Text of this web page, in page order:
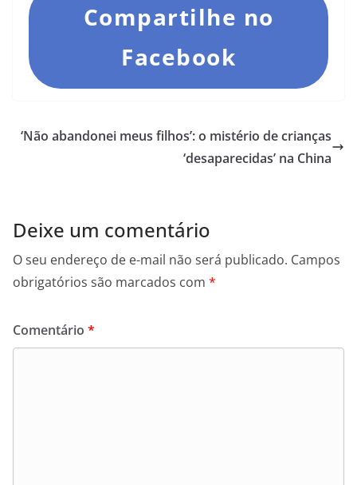
Compartilhe no
Facebook
‘Não abandonei meus filhos’: o mistério de crianças
‘desaparecidas’ na China
Deixe um comentário
O seu endereço de e-mail não será publicado. Campos
obrigatórios são marcados com *
Comentário *